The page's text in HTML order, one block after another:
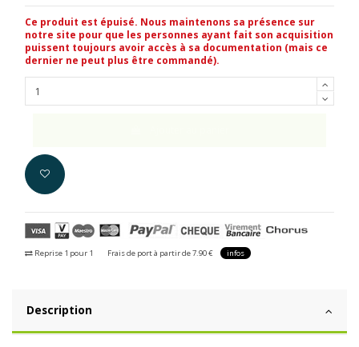
Ce produit est épuisé. Nous maintenons sa présence sur
notre site pour que les personnes ayant fait son acquisition
puissent toujours avoir accès à sa documentation (mais ce
dernier ne peut plus être commandé).
Reprise 1 pour 1 Frais de port à partir de 7.90 € infos
Description